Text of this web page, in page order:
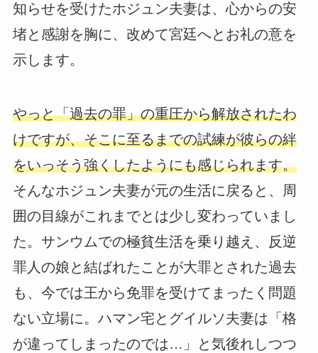
知らせを受けたホジュン夫妻は、心からの安
堵と感謝を胸に、改めて宮廷へとお礼の意を
示します。
やっと「過去の罪」の重圧から解放されたわ
けですが、そこに至るまでの試練が彼らの絆
をいっそう強くしたようにも感じられます。
そんなホジュン夫妻が元の生活に戻ると、周
囲の目線がこれまでとは少し変わっていまし
た。サンウムでの極貧生活を乗り越え、反逆
罪人の娘と結ばれたことが大罪とされた過去
も、今では王から免罪を受けてまったく問題
ない立場に。ハマン宅とグイルソ夫妻は「格
が違ってしまったのでは…」と気後れしつつ